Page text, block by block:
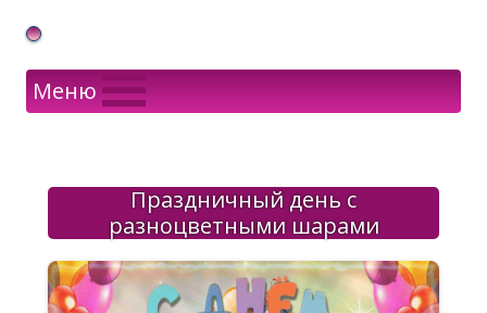
Gif Открытки в подарок
Меню
Праздничный день с
разноцветными шарами